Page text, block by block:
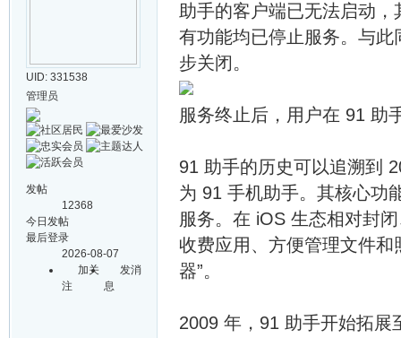
UID: 331538
管理员
发帖
12368
今日发帖
最后登录
2026-08-07
加关
注
发消
息
助手的客户端已无法启动
有功能均已停止服务。与
步关闭。
服务终止后，用户在 91 助
91 助手的历史可以追溯到
为 91 手机助手。其核心功
服务。在 iOS 生态相对封
收费应用、方便管理文件和
器”。
2009 年，91 助手开始拓展